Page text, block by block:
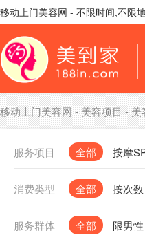
移动上门美容网 - 不限时间,不限
移动上门美容网-美容项目-美
服务项目 全部 按摩
消费类型 全部 按次数
服务群体 全部 限男性